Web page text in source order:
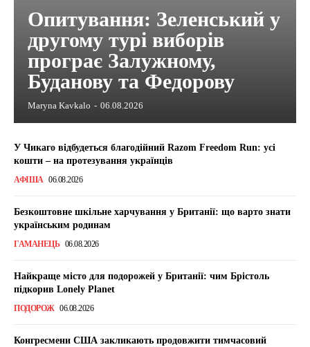
Опитування: Зеленський у
другому турі виборів
програє Залужному,
Буданову та Федорову
Maryna Kavkalo - 06.08.2026
У Чикаго відбудеться благодійний Razom Freedom Run: усі
кошти – на протезування українців
АФІША 06.08.2026
Безкоштовне шкільне харчування у Британії: що варто знати
українським родинам
ГАМАНЕЦЬ 06.08.2026
Найкраще місто для подорожей у Британії: чим Брістоль
підкорив Lonely Planet
ПОДОРОЖ 06.08.2026
Конгресмени США закликають продовжити тимчасовий